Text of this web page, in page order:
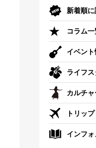
新着順
コラム
イベント
ライフ
カルチャ
トリップ
インフ